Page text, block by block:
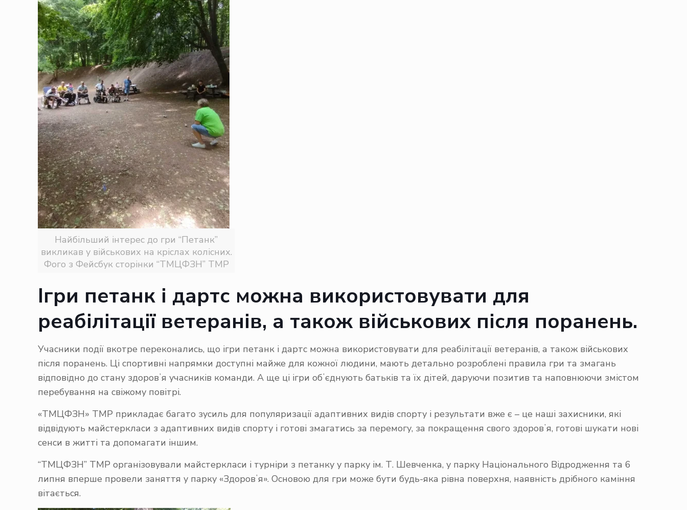
Найбільший інтерес до гри “Петанк”
викликав у військових на кріслах колісних.
Фого з Фейсбук сторінки “ТМЦФЗН” ТМР
Ігри петанк і дартс можна використовувати для
реабілітації ветеранів, а також військових після поранень.
Учасники події вкотре переконались, що ігри петанк і дартс можна використовувати для реабілітації ветеранів, а також військових
після поранень. Ці спортивні напрямки доступні майже для кожної людини, мають детально розроблені правила гри та змагань
відповідно до стану здоровʼя учасників команди. А ще ці ігри обʼєднують батьків та їх дітей, даруючи позитив та наповнюючи змістом
перебування на свіжому повітрі.
«ТМЦФЗН» ТМР прикладає багато зусиль для популяризації адаптивних видів спорту і результати вже є – це наші захисники, які
відвідують майстеркласи з адаптивних видів спорту і готові змагатись за перемогу, за покращення свого здоровʼя, готові шукати нові
сенси в житті та допомагати іншим.
“ТМЦФЗН” ТМР організовували майстеркласи і турніри з петанку у парку ім. Т. Шевченка, у парку Національного Відродження та 6
липня вперше провели заняття у парку «Здоровʼя». Основою для гри може бути будь-яка рівна поверхня, наявність дрібного каміння
вітається.